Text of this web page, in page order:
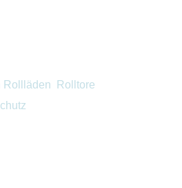
Rollläden Rolltore